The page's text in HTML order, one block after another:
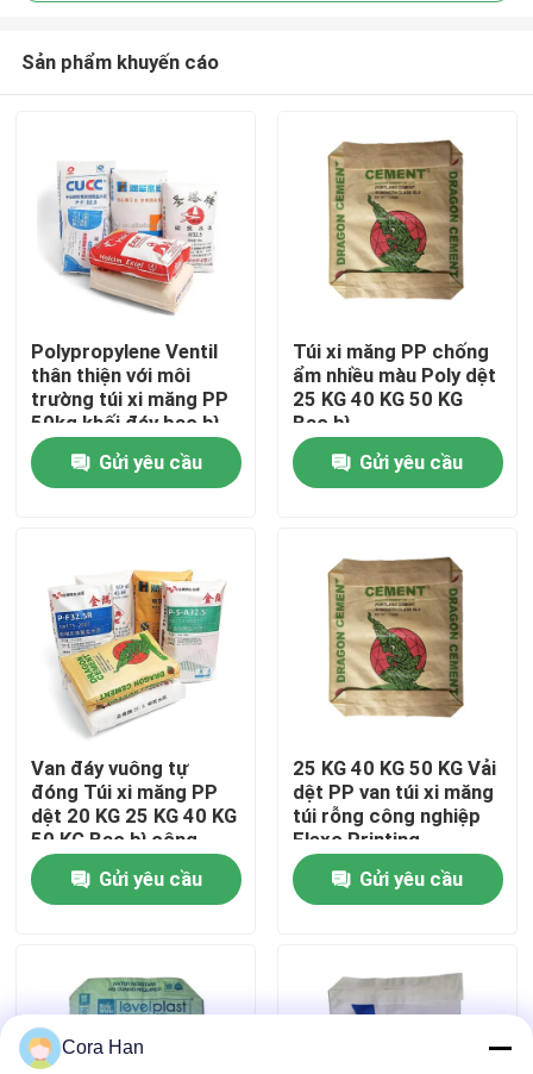
Trang chủ
Các sản phẩm
Tham quan nhà máy
Kiểm soát chất lượng
Liên hệ chúng tôi
Tin tức
Yêu cầu báo giá
Bao bì xi măng
Bao PP Xi Măng
Sản phẩm khuyến cáo
Polypropylene Ventil
thân thiện với môi
trường túi xi măng PP
50kg khối đáy bao bì
AD STAR
Gửi yêu cầu
Túi xi măng PP chống
ẩm nhiều màu Poly dệt
25 KG 40 KG 50 KG
Bao bì
Gửi yêu cầu
Van đáy vuông tự
đóng Túi xi măng PP
dệt 20 KG 25 KG 40 KG
50 KG Bao bì công
nghiệp
Gửi yêu cầu
25 KG 40 KG 50 KG Vải
dệt PP van túi xi măng
túi rỗng công nghiệp
Flexo Printing
Packaging
Gửi yêu cầu
Cora Han